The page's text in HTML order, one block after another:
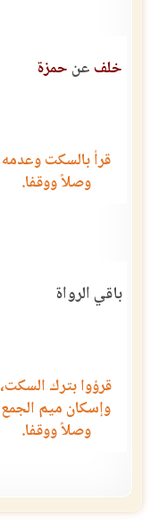
خلف عن حمزة
قرأ بالسكت وعدمه
وصلاً ووقفا.
باقي الرواة
قرؤوا بترك السكت،
وإسكان ميم الجمع
وصلاً ووقفا.